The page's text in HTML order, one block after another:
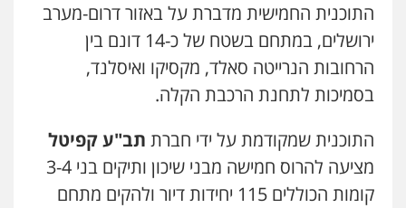
התוכנית החמישית מדברת על באזור דרום-מערב
ירושלים, במתחם בשטח של כ-14 דונם בין
הרחובות הנרייטה סאלד, מקסיקו ואיסלנד,
בסמיכות לתחנת הרכבת הקלה.
התוכנית שמקודמת על ידי חברת תב"ע קפיטל
מציעה להרוס חמישה מבני שיכון ותיקים בני 3-4
קומות הכוללים 115 יחידות דיור ולהקים מתחם
חנא בולוס – משרד עורכי דין
פשיעה חמורה נזיקין
0546661544
אלי אונגר משרד עו"ד
פלילי פשיעה חמורה מעצרים מנהלי רישוי
עסקים
0507302623